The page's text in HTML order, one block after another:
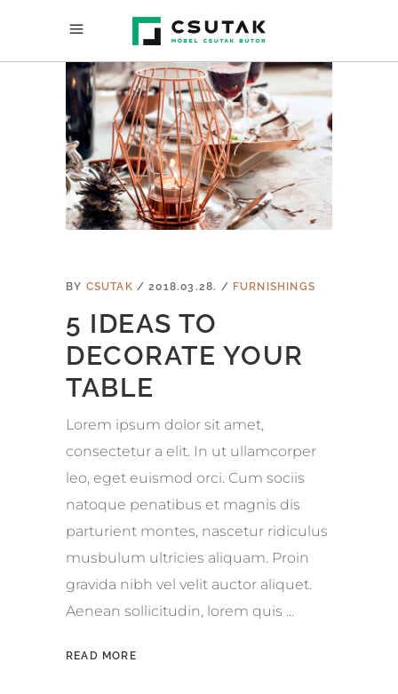
BY CSUTAK 2018.03.28. FURNISHINGS
5 IDEAS TO
DECORATE YOUR
TABLE
Lorem ipsum dolor sit amet,
consectetur a elit. In ut ullamcorper
leo, eget euismod orci. Cum sociis
natoque penatibus et magnis dis
parturient montes, nascetur ridiculus
musbulum ultricies aliquam. Proin
gravida nibh vel velit auctor aliquet.
Aenean sollicitudin, lorem quis
READ MORE